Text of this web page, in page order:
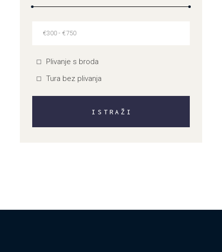
Plivanje s broda
Tura bez plivanja
ISTRAŽI